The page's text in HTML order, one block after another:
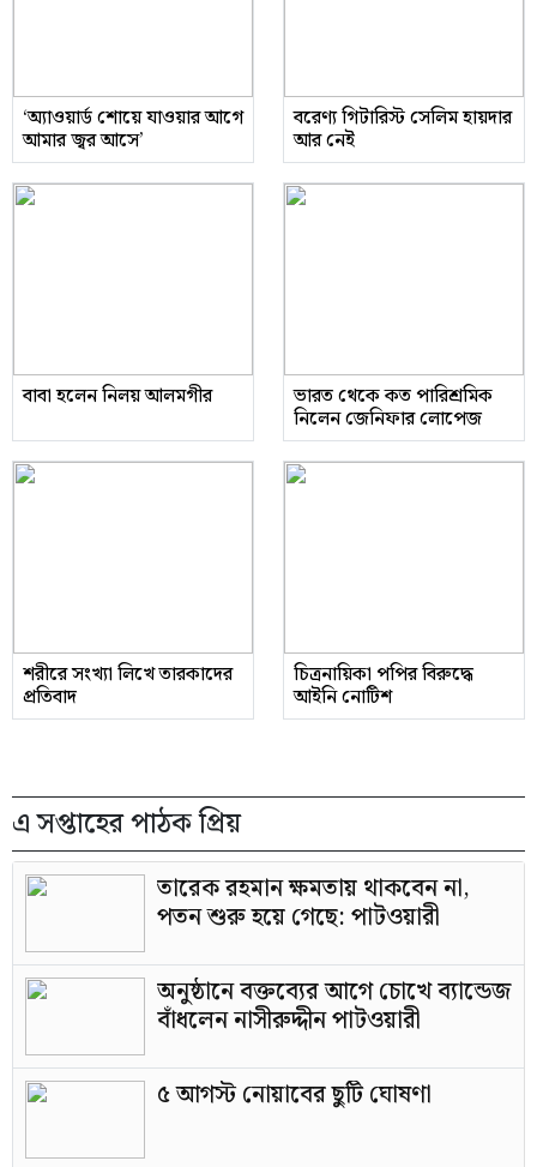
‘অ্যাওয়ার্ড শোয়ে যাওয়ার আগে
আমার জ্বর আসে’
বরেণ্য গিটারিস্ট সেলিম হায়দার
আর নেই
বাবা হলেন নিলয় আলমগীর ভারত থেকে কত পারিশ্রমিক
নিলেন জেনিফার লোপেজ
শরীরে সংখ্যা লিখে তারকাদের
প্রতিবাদ
চিত্রনায়িকা পপির বিরুদ্ধে
আইনি নোটিশ
এ সপ্তাহের পাঠক প্রিয়
তারেক রহমান ক্ষমতায় থাকবেন না,
পতন শুরু হয়ে গেছে: পাটওয়ারী
অনুষ্ঠানে বক্তব্যের আগে চোখে ব্যান্ডেজ
বাঁধলেন নাসীরুদ্দীন পাটওয়ারী
৫ আগস্ট নোয়াবের ছুটি ঘোষণা